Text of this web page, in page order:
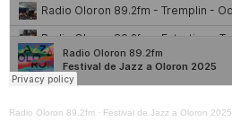
QUI SOMMES NOUS ?
CONTACT
ADHÉRER OU SOUTENIR
Radio Oloron 89.2fm · Festival de Jazz a Oloron 2025